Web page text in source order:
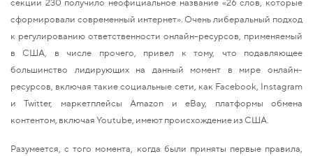
секции 230 получило неофициальное название «26 слов, которые
сформировали современный интернет». Очень либеральный подход
к регулированию ответственности онлайн-ресурсов, применяемый
в США, в числе прочего, привел к тому, что подавляющее
большинство лидирующих на данный момент в мире онлайн-
ресурсов, включая такие социальные сети, как Facebook, Instagram
и Twitter, маркетплейсы Amazon и eBay, платформы обмена
контентом, включая Youtube, имеют происхождение из США.
Разумеется, с того момента, когда были приняты первые правила,